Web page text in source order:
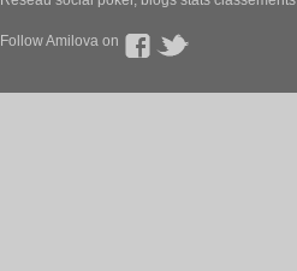
Follow Amilova on